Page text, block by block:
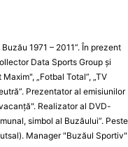
1971 – 2011”. În prezent
Data Sports Group şi
„Fotbal Total”, „TV
Prezentator al emisiunilor
Realizator al DVD-
simbol al Buzăului”. Peste
Manager "Buzăul Sportiv"